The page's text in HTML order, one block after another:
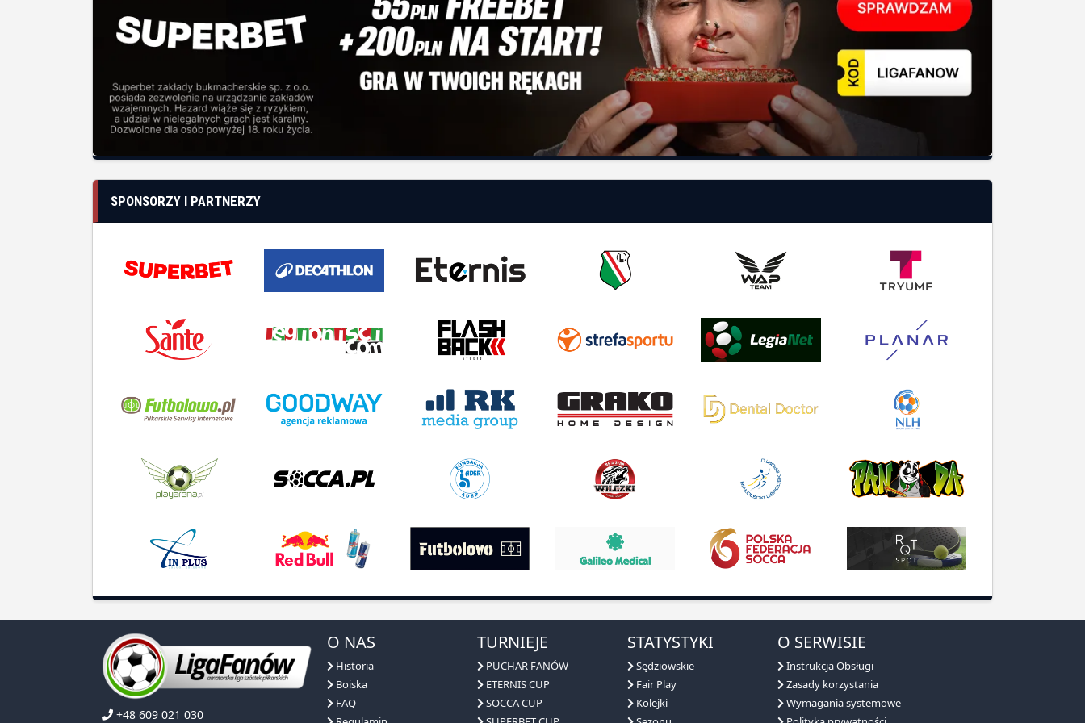
+48 609 021 030
kontakt@ligafanow.pl
Copyright © Ligafanów 2008 - 2026
O NAS
FAQ
Regulamin
Reprezentacja
Partnerzy
TURNIEJE
PUCHAR FANÓW
SOCCA CUP
SUPERBET CUP
DECATHLON CUP
STATYSTYKI
Kolejki
Sezonu
O SERWISIE
Wymagania systemowe
Polityka prywatności
NASZA OFERTA DLACZEGO MY? FANTYP GOLD TEAM KONTAKT API